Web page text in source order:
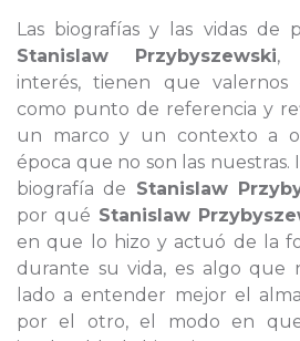
Las biografías y las vidas de
Stanislaw Przybyszewski,
interés, tienen que
como punto de referencia y
un marco y un contexto a
época que no son las
biografía de Stanislaw
por qué Stanislaw
en que lo hizo y actuó de la
durante su vida, es algo que
lado a entender mejor el
por el otro, el modo en